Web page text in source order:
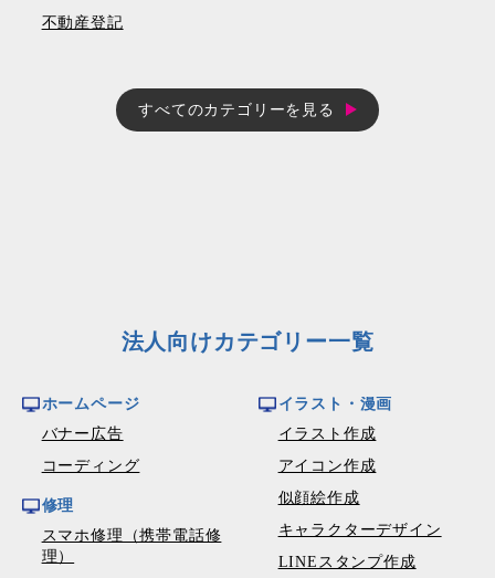
不動産登記
すべてのカテゴリーを見る
法人向けカテゴリー一覧
ホームページ
バナー広告
コーディング
修理
スマホ修理（携帯電話修
理）
イラスト・漫画
イラスト作成
アイコン作成
似顔絵作成
キャラクターデザイン
LINEスタンプ作成